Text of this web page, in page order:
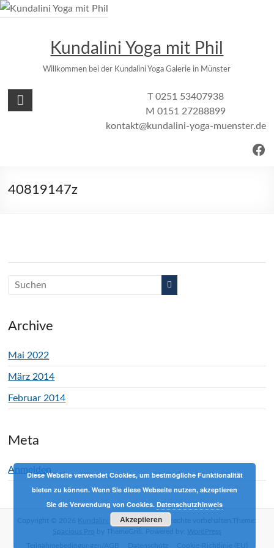
Zum
Kundalini Yoga mit Phil
Willkommen bei der Kundalini Yoga Galerie in Münster
T 0251 53407938
M 0151 27288899
kontakt@kundalini-yoga-muenster.de
40819147z
Archive
Mai 2022
März 2014
Februar 2014
Meta
Anmelden
Kundalini Yoga mit PhilAlle Rechte vorbehalten.Theme:
Diese Website verwendet Cookies, um bestmögliche Funktionalität
bieten zu können. Wenn Sie diese Webseite nutzen, akzeptieren
Sie die Verwendung von Cookies.Datenschutzhinweis
Akzeptieren